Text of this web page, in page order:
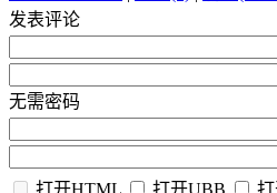
发表评论
无需密码